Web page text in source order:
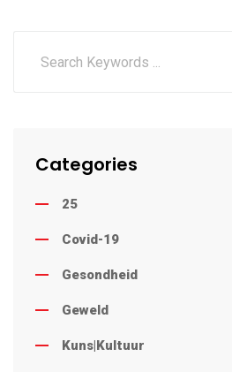
Categories
25
Covid-19
Gesondheid
Geweld
Kuns|Kultuur